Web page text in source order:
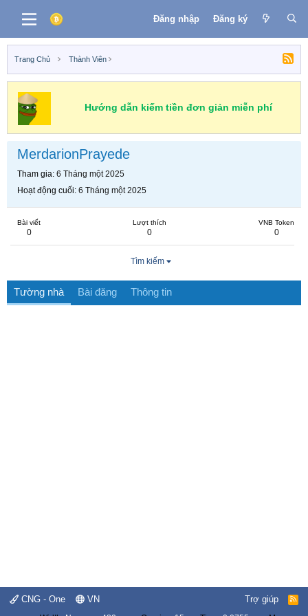
Đăng nhập Đăng ký
Trang Chủ Thành Viên
Hướng dẫn kiếm tiền đơn giản miễn phí
MerdarionPrayede
Tham gia 6 Tháng một 2025
Hoạt động cuối 6 Tháng một 2025
Bài viết
0
Lượt thích
0
VNB Token
0
Tìm kiếm
Tường nhà Bài đăng Thông tin
CNG - One VN Trợ giúp
R